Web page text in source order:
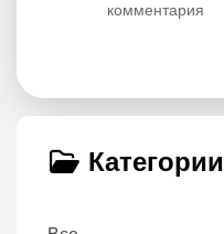
комментария
Категории